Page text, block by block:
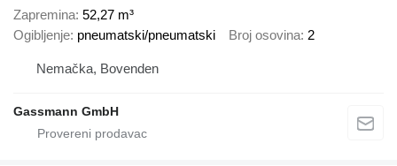
Zapremina 52,27 m³
Ogibljenje pneumatski/pneumatski Broj osovina 2
Nemačka, Bovenden
Gassmann GmbH